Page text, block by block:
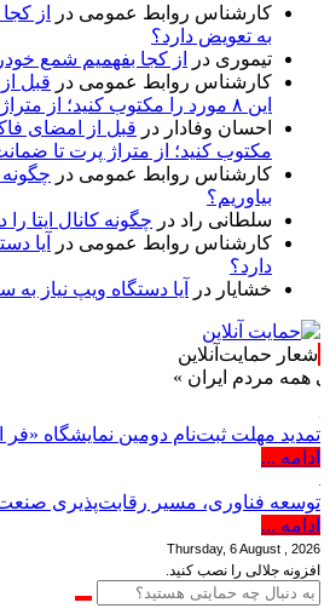
کارشناس روابط عمومی در
از
به تعویض دارد؟
تیموری در
از کجا بفهمیم شمع
کارشناس روابط عمومی در قبل
این ۸ مورد را مکتوب کنید؛ از متراژ پرت تا ضمانت نصب
احسان وفادار در
مکتوب کنید؛ از متراژ پرت تا
کارشناس روابط عمومی در چگونه
بیاوریم؟
سلطانی راد در چگونه کانال ایتا
کارشناس روابط عمومی در
آیا
دارد؟
خشایار در آیا دستگاه ویپ نیاز
شعار حمایت‌آنلاین
ایران »
تمدید مهلت ثبت‌نام دومین نمایشگاه «فر ایران ۲» تا
ادامه ...
توسعه فناوری، مسیر رقابت‌پذیری
ادامه ...
Thursday, 6 August , 2026
افزونه جلالی را نصب کنید.